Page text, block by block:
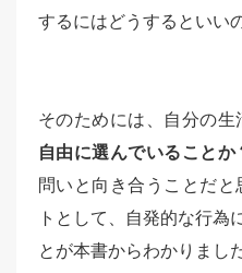
するにはどうするといい
そのためには、自分の生
自由に選んでいることか
問いと向き合うことだ
トとして、自発的な行為
とが本書からわかりまし